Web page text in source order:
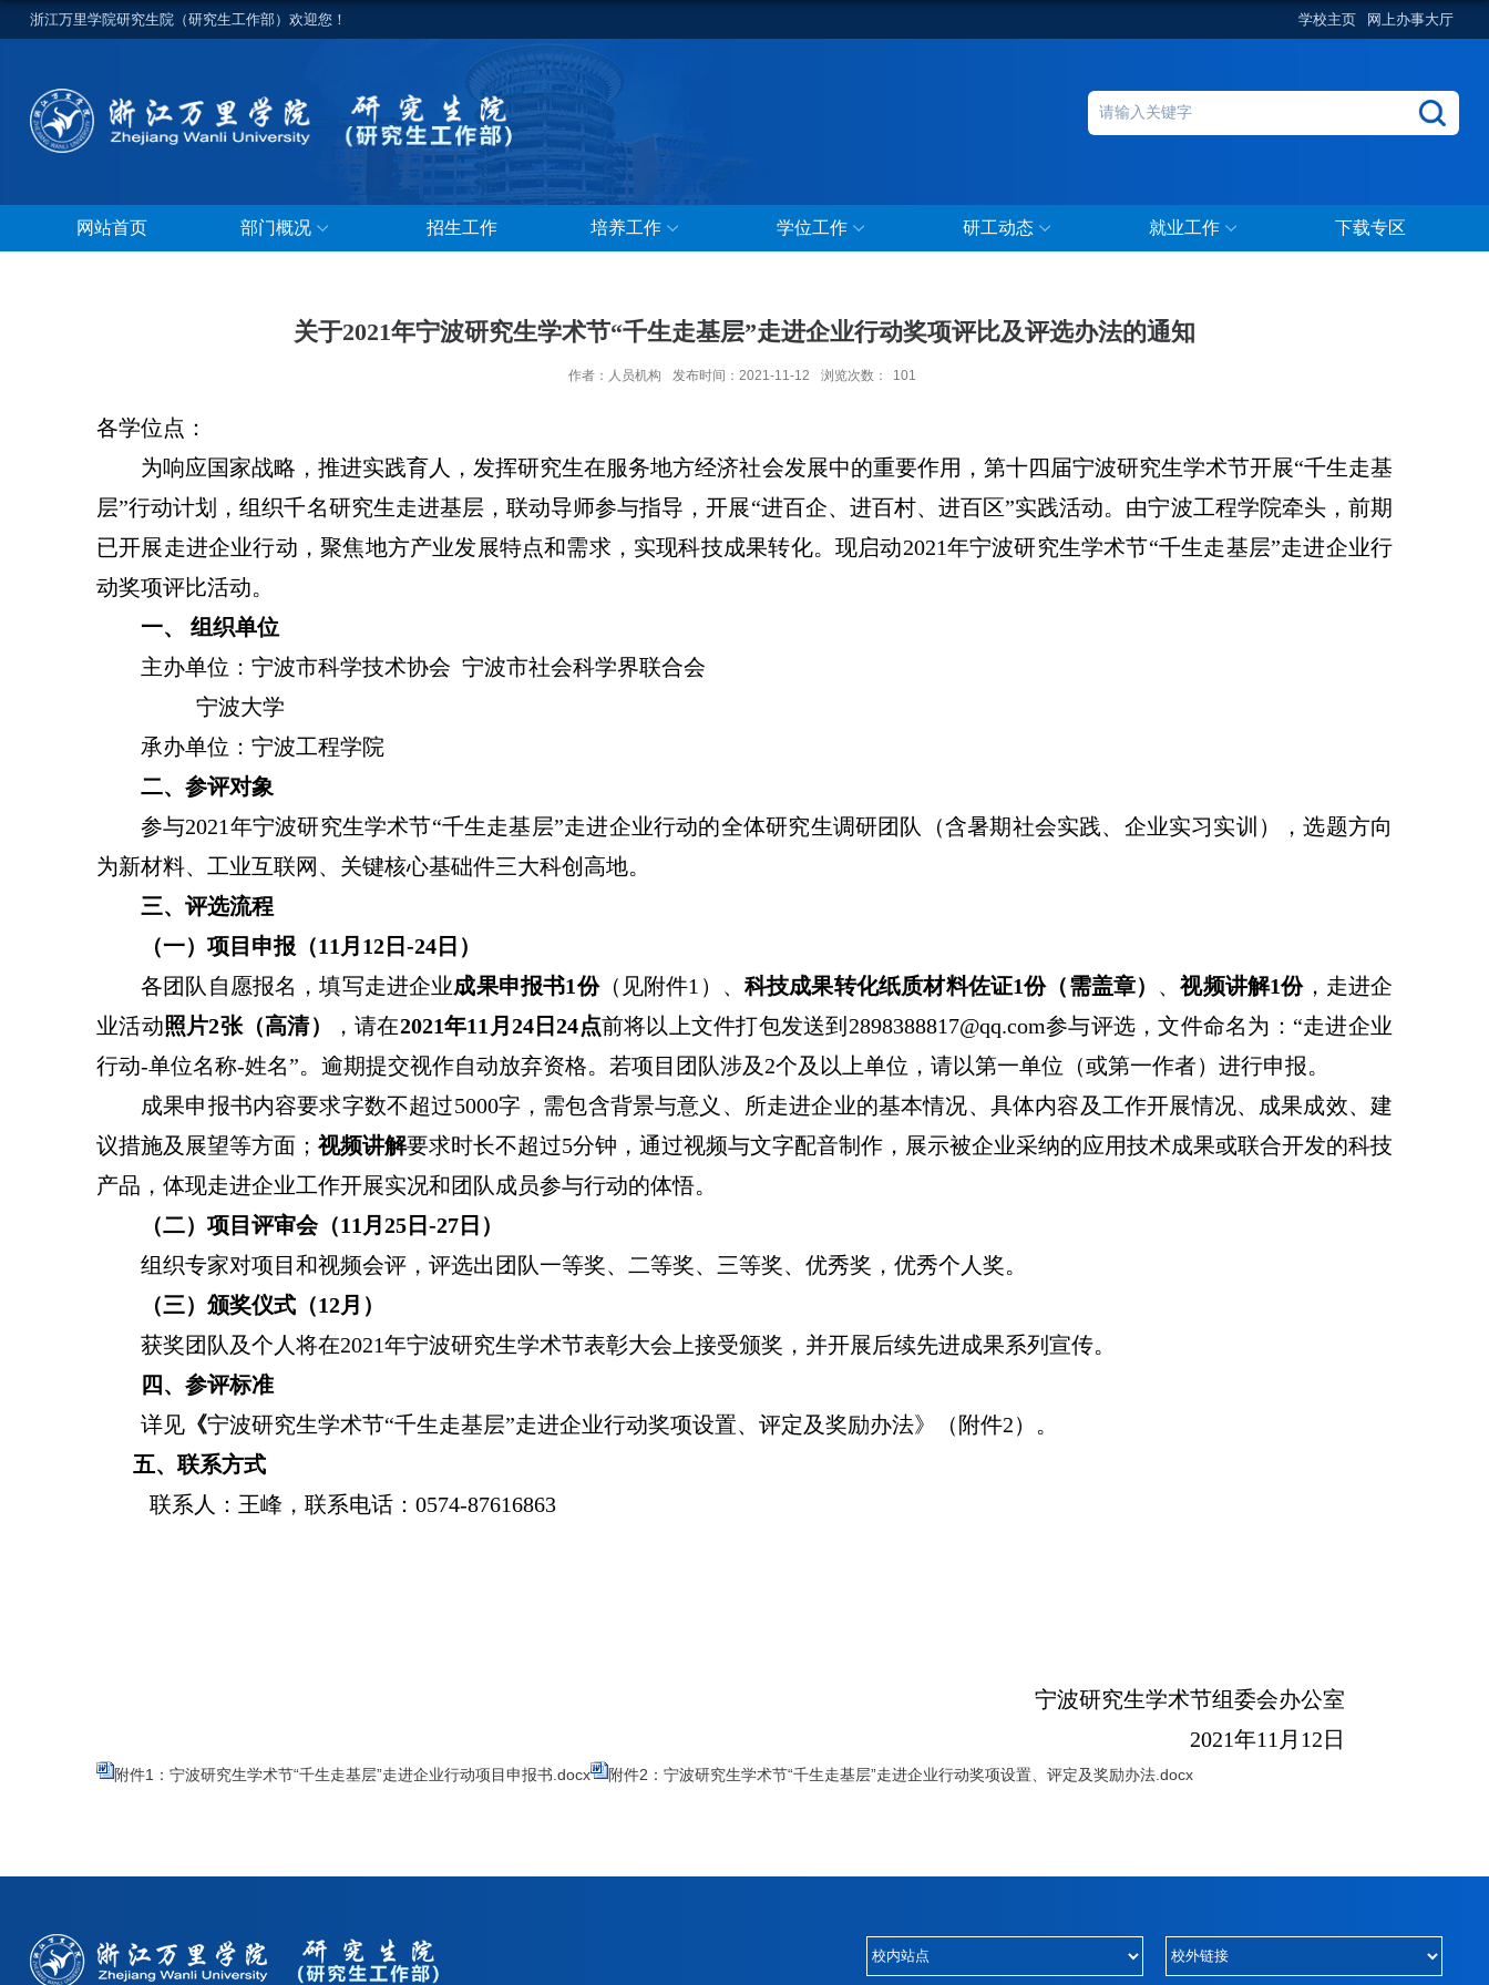
浙江万里学院研究生院（研究生工作部）欢迎您！ 学校主页 网上办事大厅
网站首页 部门概况 招生工作 培养工作 学位工作 研工动态 就业工作 下载专区
关于2021年宁波研究生学术节“千生走基层”走进企业行动奖项评比及评选办法的通知
作者：人员机构 发布时间：2021-11-12 浏览次数： 101
各学位点：
为响应国家战略，推进实践育人，发挥研究生在服务地方经济社会发展中的重要作用，第十四届宁波研究生学术节开展“千生走基
层”行动计划，组织千名研究生走进基层，联动导师参与指导，开展“进百企、进百村、进百区”实践活动。由宁波工程学院牵头，前期
已开展走进企业行动，聚焦地方产业发展特点和需求，实现科技成果转化。现启动2021年宁波研究生学术节“千生走基层”走进企业行
动奖项评比活动。
一、 组织单位
主办单位：宁波市科学技术协会 宁波市社会科学界联合会
宁波大学
承办单位：宁波工程学院
二、参评对象
参与2021年宁波研究生学术节“千生走基层”走进企业行动的全体研究生调研团队（含暑期社会实践、企业实习实训），选题方向
为新材料、工业互联网、关键核心基础件三大科创高地。
三、评选流程
（一）项目申报 （11 月 12 日 -24 日）
各团队自愿报名，填写走进企业成果申报书1份（见附件1 ）、 科技成果转化纸质材料佐证1份（需盖章） 、视频讲解1份，走进企
业活动照片2张（高清） ，请在2021年11 月 24日24点前将以上文件打包发送到 2898388817@qq.com参与评选，文件命名为：“走进企业
行动-单位名称-姓名”。逾期提交视作自动放弃资格。若项目团队涉及 2个及以上单位，请以第一单位（或第一作者）进行申报。
成果申报书内容要求字数不超过5000字，需包含背景与意义、所走进企业的基本情况、具体内容及工作开展情况、成果成效、建
议措施及展望等方面； 视频讲解要求时长不超过5分钟，通过视频与文字配音制作，展示被企业采纳的应用技术成果或联合开发的科技
产品，体现走进企业工作开展实况和团队成员参与行动的体悟。
（二）项目评审会（11 月 25 日 -27 日）
组织专家对项目和视频会评，评选出团队一等奖、二等奖、三等奖、优秀奖 ， 优秀个人奖。
（三）颁奖仪式（12月）
获奖团队及个人将在2021年宁波研究生学术节表彰大会上接受颁奖，并开展后续先进成果系列宣传。
四、参评标准
详见 《宁波研究生学术节“千生走基层”走进企业行动奖项设置、评定及奖励办法》（附件2）。
五、联系方式
联系人：王峰，联系电话： 0574-87616863
宁波研究生学术节组委会办公室
2021年11 月 12 日
附件1：宁波研究生学术节“千生走基层”走进企业行动项目申报书.docx 附件2：宁波研究生学术节“千生走基层”走进企业行动奖项设置、评定及奖励办法.docx